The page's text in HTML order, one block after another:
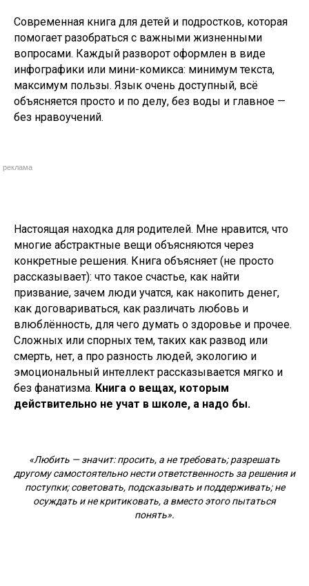
Современная книга для детей и подростков, которая
помогает разобраться с важными жизненными
вопросами. Каждый разворот оформлен в виде
инфографики или мини-комикса: минимум текста,
максимум пользы. Язык очень доступный, всё
объясняется просто и по делу, без воды и главное —
без нравоучений.
реклама
Настоящая находка для родителей. Мне нравится, что
многие абстрактные вещи объясняются через
конкретные решения. Книга объясняет (не просто
рассказывает): что такое счастье, как найти
призвание, зачем люди учатся, как накопить денег,
как договариваться, как различать любовь и
влюблённость, для чего думать о здоровье и прочее.
Сложных или спорных тем, таких как развод или
смерть, нет, а про разность людей, экологию и
эмоциональный интеллект рассказывается мягко и
без фанатизма. Книга о вещах, которым
действительно не учат в школе, а надо бы.
«Любить — значит: просить, а не требовать; разрешать
другому самостоятельно нести ответственность за решения и
поступки; советовать, подсказывать и поддерживать; не
осуждать и не критиковать, а вместо этого пытаться
понять».